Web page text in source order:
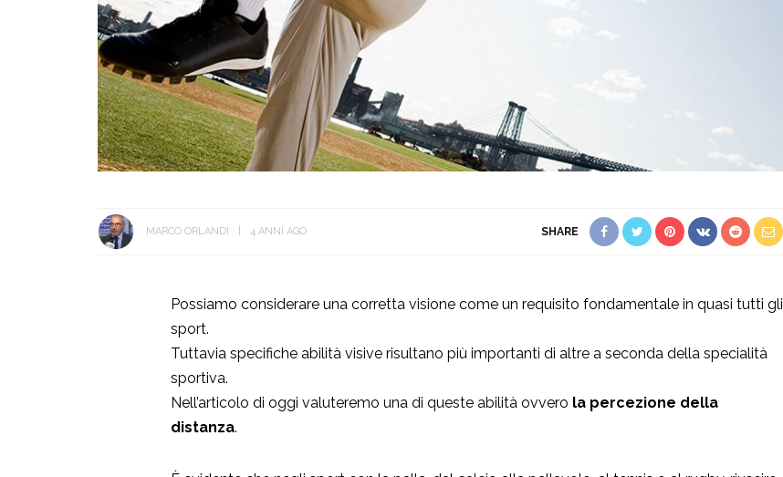
MARCO ORLANDI 4 ANNI AGO SHARE
Possiamo considerare una corretta visione come un requisito fondamentale in quasi tutti gli
sport.
Tuttavia specifiche abilità visive risultano più importanti di altre a seconda della specialità
sportiva.
Nell’articolo di oggi valuteremo una di queste abilità ovvero la percezione della
distanza.